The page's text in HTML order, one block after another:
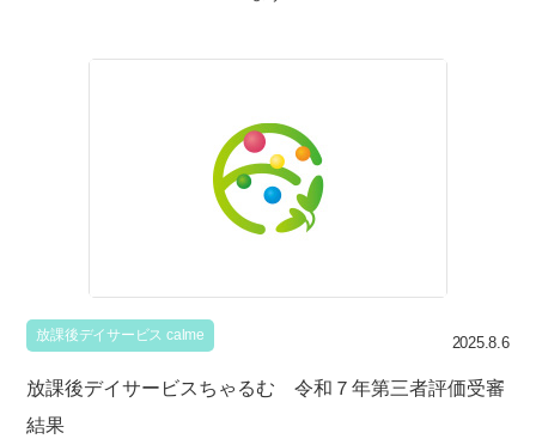
放課後デイサービス calme 2025.8.6
放課後デイサービスちゃるむ 令和７年第三者評価受審
結果